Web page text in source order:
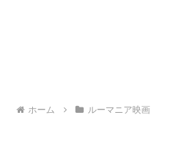
ホーム ルーマニア映画